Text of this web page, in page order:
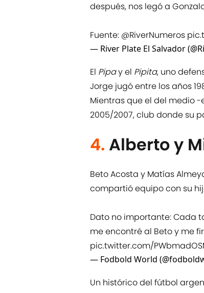
después, nos legó a
Fuente: @RiverNumeros
— River Plate El Salvador
El Pipay el Pipita, uno
Jorge jugó entre los años
Mientras que el del medio
2005/2007, club donde su
4. Alberto y
Beto Acosta y Matías
compartió equipo con su
Dato no importante: Cada
me encontré al Beto y me
pic.twitter.com/
— Fodbold World
Un histórico del fútbol